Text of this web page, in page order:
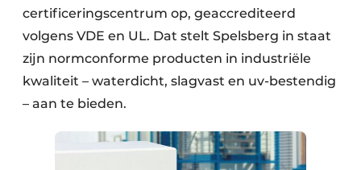
certificeringscentrum op, geaccrediteerd
volgens VDE en UL. Dat stelt Spelsberg in staat
zijn normconforme producten in industriële
kwaliteit – waterdicht, slagvast en uv-bestendig
– aan te bieden.